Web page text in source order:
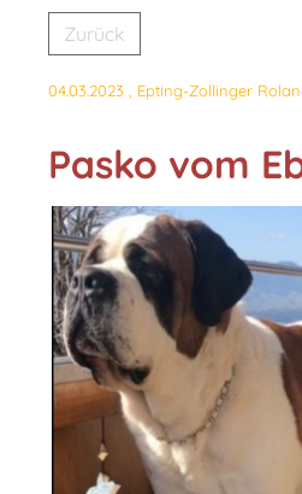
Zurück
04.03.2023 , Epting-Zollinger
Pasko vom